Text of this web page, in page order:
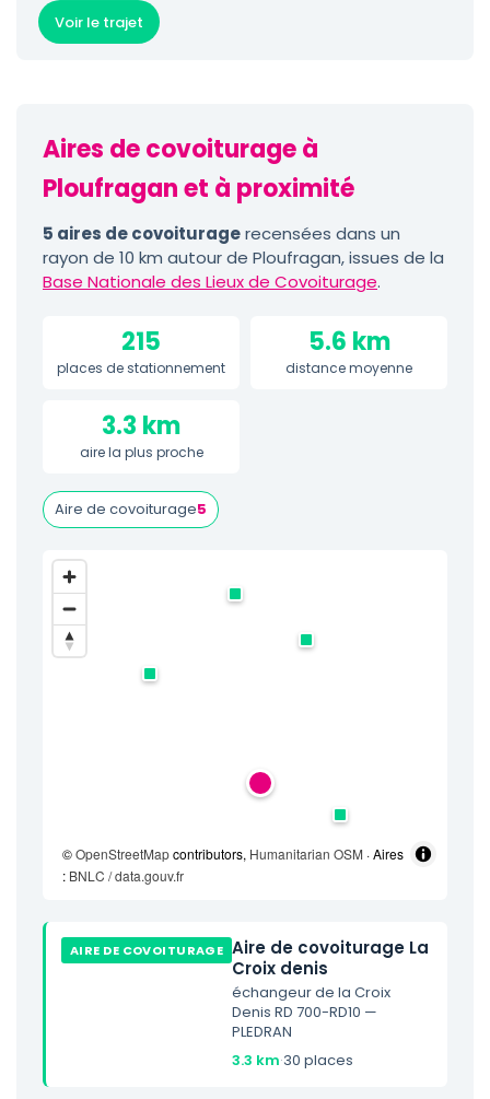
Voir le trajet
Aires de covoiturage à
Ploufragan et à proximité
5 aires de covoituragerecensées dans un
rayon de 10 km autour de Ploufragan, issues de la
Base Nationale des Lieux de Covoiturage.
215
places de stationnement
5.6 km
distance moyenne
3.3 km
aire la plus proche
Aire de covoiturage5
©OpenStreetMapcontributors, Humanitarian OSM · Aires
: BNLC / data.gouv.fr
AIRE DE COVOITURAGE Aire de covoiturage La
Croix denis
échangeur de la Croix
Denis RD 700-RD10 —
PLEDRAN
3.3 km·30 places